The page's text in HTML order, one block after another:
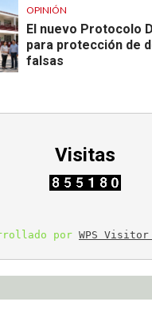
OPINIÓN
El nuevo Protocolo
para protección de
falsas
Visitas
por WPS